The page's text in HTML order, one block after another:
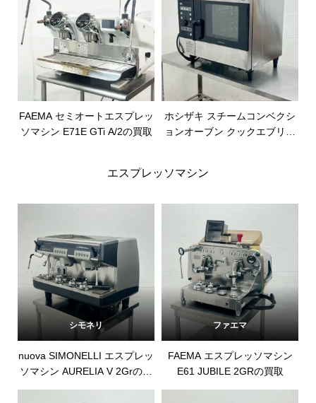
FAEMA セミオートエスプレッ
ソマシン E71E GTi A/2の買取
ホシザキ スチームコンベクシ
ョンオーブン クックエブリオ
エスプレッソマシン
シモネリ
nuova SIMONELLI エスプレッ
ソマシン AURELIA V 2Grの買
ファエマ
FAEMA エスプレッソマシン
E61 JUBILE 2GRの買取